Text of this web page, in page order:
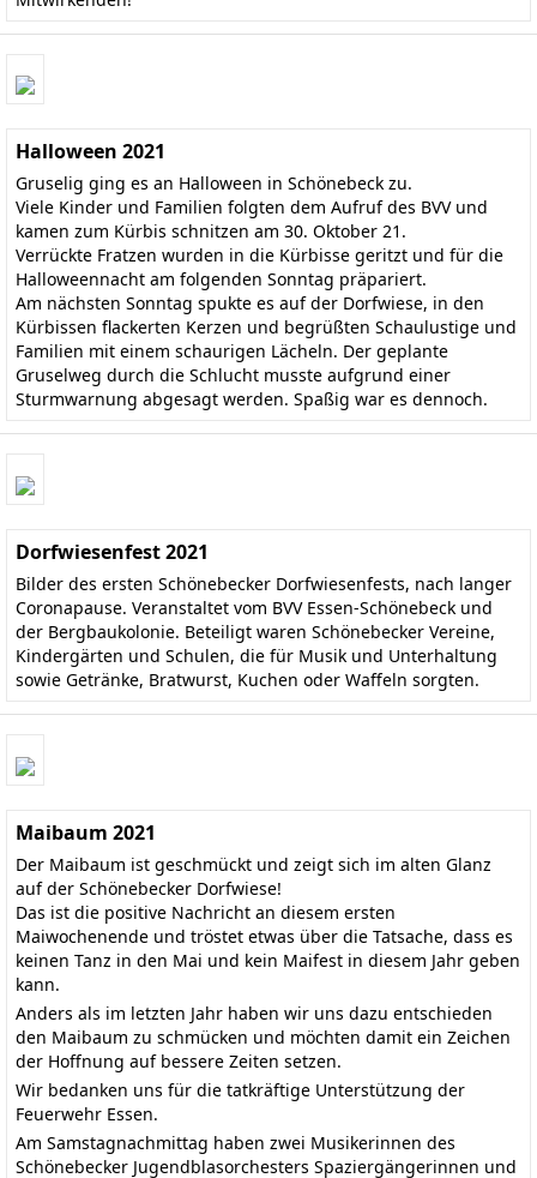
Halloween 2021
Gruselig ging es an Halloween in Schönebeck zu.
Viele Kinder und Familien folgten dem Aufruf des BVV und
kamen zum Kürbis schnitzen am 30. Oktober 21.
Verrückte Fratzen wurden in die Kürbisse geritzt und für die
Halloweennacht am folgenden Sonntag präpariert.
Am nächsten Sonntag spukte es auf der Dorfwiese, in den
Kürbissen flackerten Kerzen und begrüßten Schaulustige und
Familien mit einem schaurigen Lächeln. Der geplante
Gruselweg durch die Schlucht musste aufgrund einer
Sturmwarnung abgesagt werden. Spaßig war es dennoch.
Dorfwiesenfest 2021
Bilder des ersten Schönebecker Dorfwiesenfests, nach langer
Coronapause. Veranstaltet vom BVV Essen-Schönebeck und
der Bergbaukolonie. Beteiligt waren Schönebecker Vereine,
Kindergärten und Schulen, die für Musik und Unterhaltung
sowie Getränke, Bratwurst, Kuchen oder Waffeln sorgten.
Maibaum 2021
Der Maibaum ist geschmückt und zeigt sich im alten Glanz
auf der Schönebecker Dorfwiese!
Das ist die positive Nachricht an diesem ersten
Maiwochenende und tröstet etwas über die Tatsache, dass es
keinen Tanz in den Mai und kein Maifest in diesem Jahr geben
kann.
Anders als im letzten Jahr haben wir uns dazu entschieden
den Maibaum zu schmücken und möchten damit ein Zeichen
der Hoffnung auf bessere Zeiten setzen.
Wir bedanken uns für die tatkräftige Unterstützung der
Feuerwehr Essen.
Am Samstagnachmittag haben zwei Musikerinnen des
Schönebecker Jugendblasorchesters Spaziergängerinnen und